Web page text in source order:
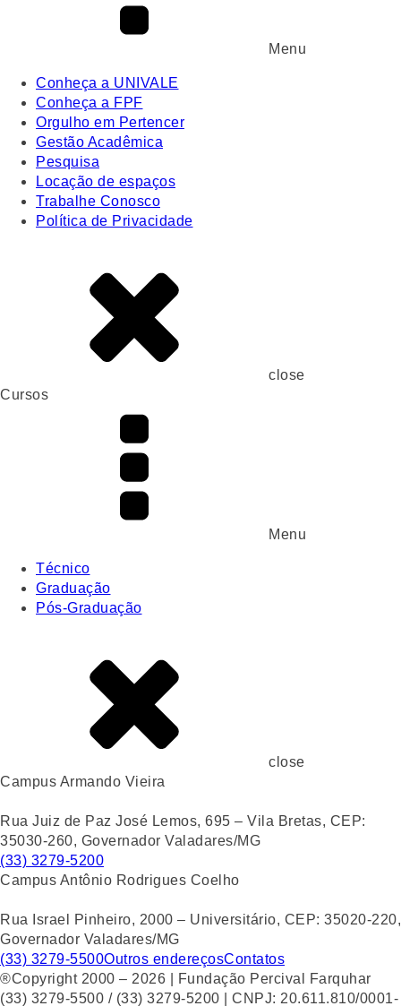
Menu
Conheça a UNIVALE
Conheça a FPF
Orgulho em Pertencer
Gestão Acadêmica
Pesquisa
Locação de espaços
Trabalhe Conosco
Política de Privacidade
close
Cursos
Menu
Técnico
Graduação
Pós-Graduação
close
Campus Armando Vieira
Rua Juiz de Paz José Lemos, 695 – Vila Bretas, CEP:
35030-260, Governador Valadares/MG
(33) 3279-5200
Campus Antônio Rodrigues Coelho
Rua Israel Pinheiro, 2000 – Universitário, CEP: 35020-220,
Governador Valadares/MG
(33) 3279-5500Outros endereçosContatos
®Copyright 2000 – 2026 | Fundação Percival Farquhar
(33) 3279-5500 / (33) 3279-5200 | CNPJ: 20.611.810/0001-